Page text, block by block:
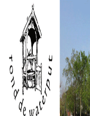
YearMonth
Year